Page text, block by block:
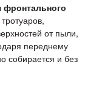
фронтального
от пыли,
переднему
собирается и без